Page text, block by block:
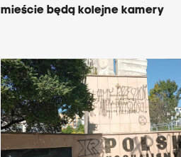
mieście będą kolejne kamery